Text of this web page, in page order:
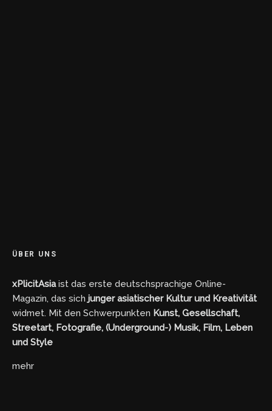
ÜBER UNS
xPlicitAsiaist das erste deutschsprachige Online-
Magazin, das sich junger asiatischer Kultur und Kreativität
widmet. Mit den Schwerpunkten Kunst, Gesellschaft,
Streetart, Fotografie, (Underground-) Musik, Film, Leben
und Style
mehr